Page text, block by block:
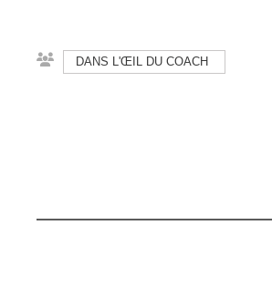
DANS L'ŒIL DU COACH